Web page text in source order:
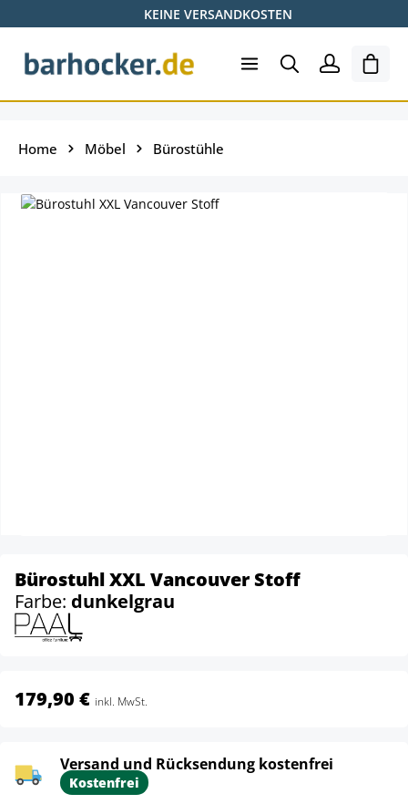
Zum Hauptinhalt springenKEINE VERSANDKOSTEN
Home Möbel Bürostühle
Bürostuhl XXL Vancouver Stoff
Farbe: dunkelgrau
179,90 € inkl. MwSt.
Versand und Rücksendung kostenfrei
Kostenfrei